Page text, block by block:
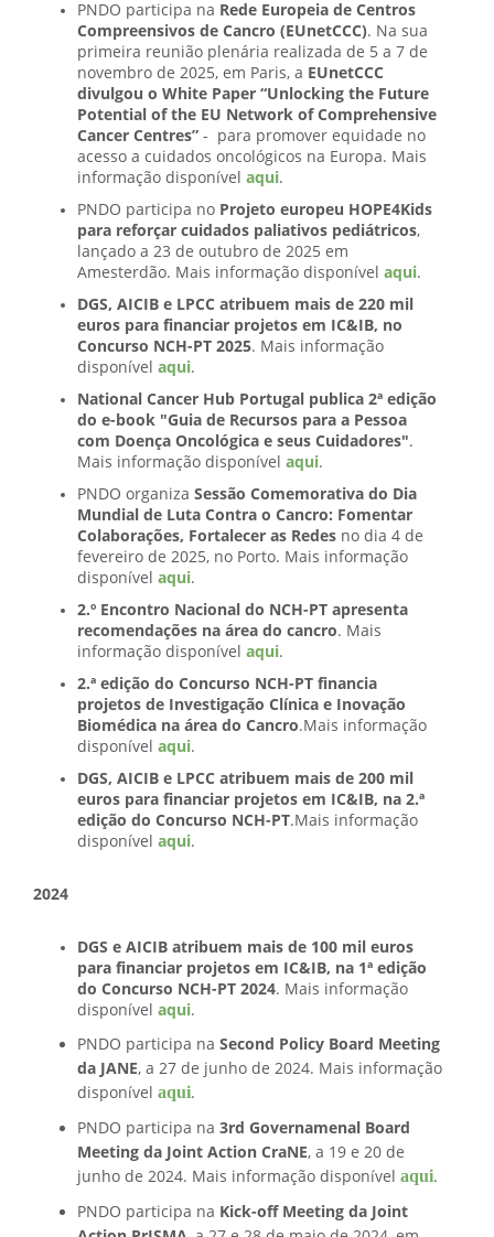
PNDO participa na Rede Europeia de Centros
Compreensivos de Cancro (EUnetCCC). Na sua
primeira reunião plenária realizada de 5 a 7 de
novembro de 2025, em Paris, a EUnetCCC
divulgou o White Paper “Unlocking the Future
Potential of the EU Network of Comprehensive
Cancer Centres” - para promover equidade no
acesso a cuidados oncológicos na Europa. Mais
informação disponível aqui.
PNDO participa no Projeto europeu HOPE4Kids
para reforçar cuidados paliativos pediátricos,
lançado a 23 de outubro de 2025 em
Amesterdão. Mais informação disponível aqui.
DGS, AICIB e LPCC atribuem mais de 220 mil
euros para financiar projetos em IC&IB, no
Concurso NCH-PT 2025. Mais informação
disponível aqui.
National Cancer Hub Portugal publica 2ª edição
do e-book "Guia de Recursos para a Pessoa
com Doença Oncológica e seus Cuidadores".
Mais informação disponível aqui.
PNDO organiza Sessão Comemorativa do Dia
Mundial de Luta Contra o Cancro: Fomentar
Colaborações, Fortalecer as Redes no dia 4 de
fevereiro de 2025, no Porto. Mais informação
disponível aqui.
2.º Encontro Nacional do NCH-PT apresenta
recomendações na área do cancro. Mais
informação disponível aqui.
2.ª edição do Concurso NCH-PT financia
projetos de Investigação Clínica e Inovação
Biomédica na área do Cancro.Mais informação
disponível aqui.
DGS, AICIB e LPCC atribuem mais de 200 mil
euros para financiar projetos em IC&IB, na 2.ª
edição do Concurso NCH-PT.Mais informação
disponível aqui.
2024
DGS e AICIB atribuem mais de 100 mil euros
para financiar projetos em IC&IB, na 1ª edição
do Concurso NCH-PT 2024. Mais informação
disponível aqui.
PNDO participa na Second Policy Board Meeting
da JANE, a 27 de junho de 2024. Mais informação
disponível aqui.
PNDO participa na 3rd Governamenal Board
Meeting da Joint Action CraNE, a 19 e 20 de
junho de 2024. Mais informação disponível aqui.
PNDO participa na Kick-off Meeting da Joint